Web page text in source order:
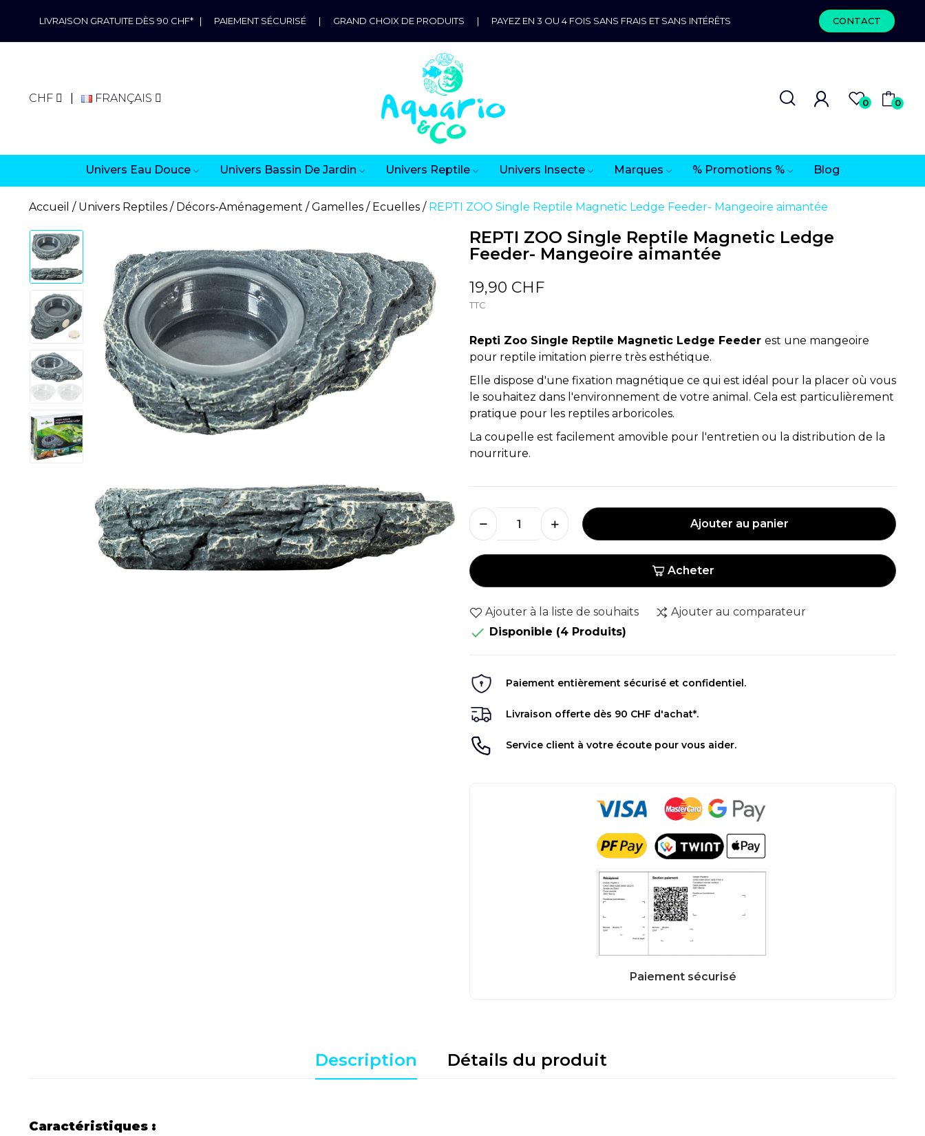
LIVRAISON GRATUITE DÈS 90 CHF* | PAIEMENT SÉCURISÉ | GRAND CHOIX DE PRODUITS | PAYEZ EN 3 OU 4 FOIS SANS FRAIS ET SANS INTÉRÊTS CONTACT
CHF FRANÇAIS 0 0
Univers Eau Douce Univers Bassin De Jardin Univers Reptile Univers Insecte Marques % Promotions % Blog
Accueil Univers Reptiles Décors-Aménagement Gamelles / Ecuelles REPTI ZOO Single Reptile Magnetic Ledge Feeder- Mangeoire aimantée
REPTI ZOO Single Reptile Magnetic Ledge
Feeder- Mangeoire aimantée
19,90 CHF
TTC
Repti Zoo Single Reptile Magnetic Ledge Feeder est une mangeoire
pour reptile imitation pierre très esthétique.
Elle dispose d'une fixation magnétique ce qui est idéal pour la placer où vous
le souhaitez dans l'environnement de votre animal. Cela est particulièrement
pratique pour les reptiles arboricoles.
La coupelle est facilement amovible pour l'entretien ou la distribution de la
nourriture.
Ajouter au panier
Acheter
Ajouter à la liste de souhaits Ajouter au comparateur
 Disponible (4 Produits)
Paiement entièrement sécurisé et confidentiel.
Livraison offerte dès 90 CHF d'achat*.
Service client à votre écoute pour vous aider.
Description Détails du produit
Caractéristiques :